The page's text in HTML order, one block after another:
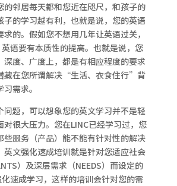
的邻居每天都和您近在咫尺，和孩子的
子的学习越有利，也就是说，您的英语
的。假如您不想用几年让英语过关，
语要有本质性的提高。也就是说，您
深度、广度上，都是有相应程度的要求
藏在您所谓解决“生活、衣食住行”背
需求。
问题，可以想象您的英文学习并不是轻
对很大压力。您在LINC已经学习过，您
些服务（产品）能不能有针对性的解决
英文强化速成培训就是针对您适应社会
）及深层需求（NEEDS）而设定的
速成学习，这样的培训会针对您的需